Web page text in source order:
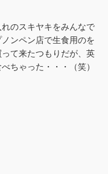
のスキヤキをみんなで
ンペン店で生食用のを
て来たつもりだが、英
ちゃった・・・（笑）